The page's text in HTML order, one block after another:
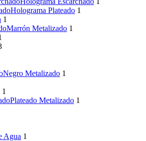
Holograma Plateado 1
1
Marrón Metalizado 1
Negro Metalizado 1
1
Plateado Metalizado 1
Agua 1